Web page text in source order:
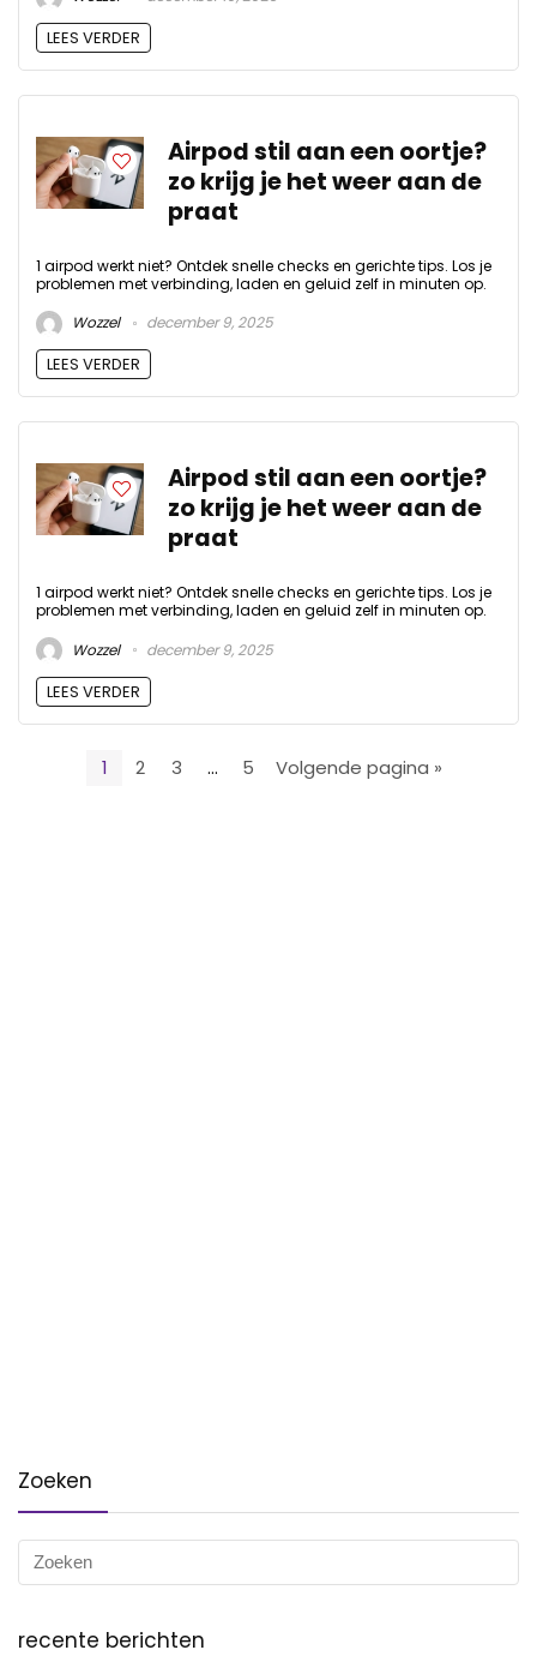
LEES VERDER
Airpod stil aan een oortje?
zo krijg je het weer aan de
praat
1 airpod werkt niet? Ontdek snelle checks en gerichte tips. Los je
problemen met verbinding, laden en geluid zelf in minuten op.
Wozzel
december 9, 2025
LEES VERDER
Airpod stil aan een oortje?
zo krijg je het weer aan de
praat
1 airpod werkt niet? Ontdek snelle checks en gerichte tips. Los je
problemen met verbinding, laden en geluid zelf in minuten op.
Wozzel
december 9, 2025
LEES VERDER
1 2 3 … 5 Volgende pagina »
Zoeken
recente berichten